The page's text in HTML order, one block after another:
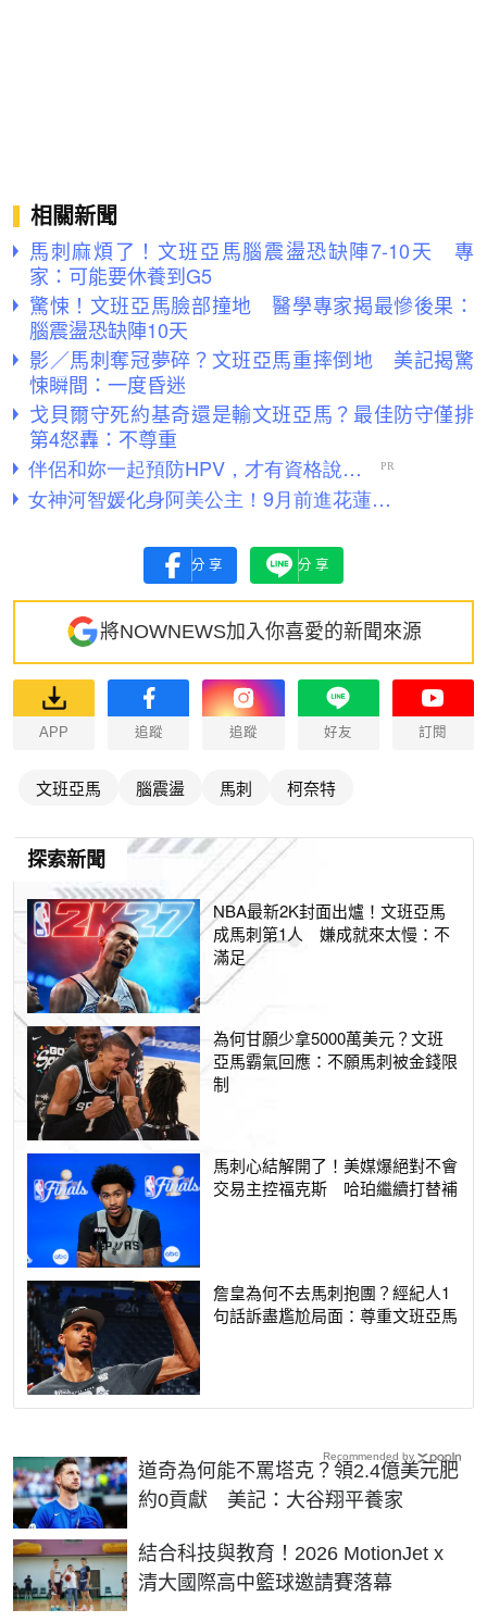
相關新聞
馬刺麻煩了！文班亞馬腦震盪恐缺陣7-10天 專
家：可能要休養到G5
驚悚！文班亞馬臉部撞地 醫學專家揭最慘後果：
腦震盪恐缺陣10天
影／馬刺奪冠夢碎？文班亞馬重摔倒地 美記揭驚
悚瞬間：一度昏迷
戈貝爾守死約基奇還是輸文班亞馬？最佳防守僅排
第4怒轟：不尊重
分享 分享
將NOWNEWS加入你喜愛的新聞來源
APP 追蹤 追蹤 好友 訂閱
文班亞馬 腦震盪 馬刺 柯奈特
探索新聞
NBA最新2K封面出爐！文班亞馬
成馬刺第1人 嫌成就來太慢：不
滿足
為何甘願少拿5000萬美元？文班
亞馬霸氣回應：不願馬刺被金錢限
制
馬刺心結解開了！美媒爆絕對不會
交易主控福克斯 哈珀繼續打替補
詹皇為何不去馬刺抱團？經紀人1
句話訴盡尷尬局面：尊重文班亞馬
道奇為何能不罵塔克？領2.4億美元肥
約0貢獻 美記：大谷翔平養家
結合科技與教育！2026 MotionJet x
清大國際高中籃球邀請賽落幕
Recommended by